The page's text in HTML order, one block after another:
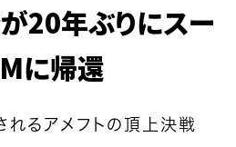
20年ぶりにスー
に帰還
れるアメフトの頂上決戦